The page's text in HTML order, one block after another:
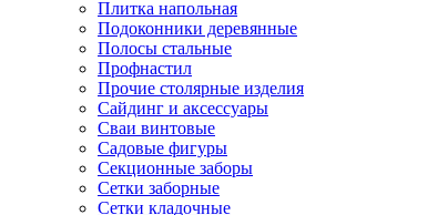
Плитка напольная
Подоконники деревянные
Полосы стальные
Профнастил
Прочие столярные изделия
Сайдинг и аксессуары
Сваи винтовые
Садовые фигуры
Секционные заборы
Сетки заборные
Сетки кладочные